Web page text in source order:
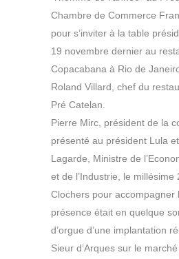
Chambre de Commerce
pour s’inviter à la table
19 novembre dernier au
Copacabana à Rio de
Roland Villard, chef du
Pré Catelan.
Pierre Mirc, président de la
présenté au président Lula
Lagarde, Ministre de
et de l’Industrie, le millésime
Clochers pour accompagner
présence était en quelque
d’orgue d’une implantation
Sieur d’Arques sur le